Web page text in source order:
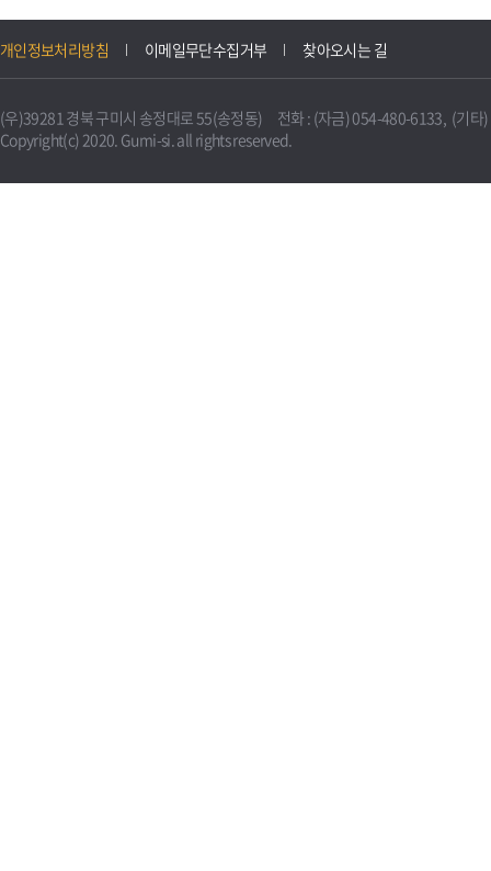
개인정보처리방침 이메일무단수집거부 찾아오시는 길
(우)39281 경북 구미시 송정대로 55(송정동) 전화 : (자금) 054-480-6133, (기타
Copyright(c) 2020. Gumi-si. all rights reserved.